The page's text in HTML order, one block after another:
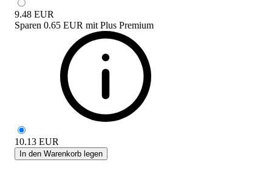
9.48 EUR
Sparen 0.65 EUR mit Plus Premium
10.13 EUR
In den Warenkorb legen